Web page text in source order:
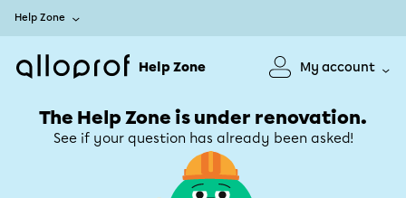
Help Zone
Help Zone My account
The Help Zone is under renovation.
See if your question has already been asked!